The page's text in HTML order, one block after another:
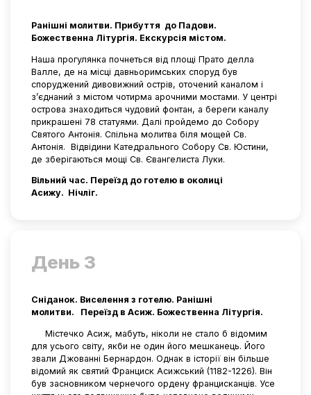
Ранішні молитви. Прибуття до Падови.
Божественна Літургія. Екскурсія містом.
Наша прогулянка почнеться від площі Прато делла
Валле, де на місці давньоримських споруд був
споруджений дивовижний острів, оточений каналом і
з’єднаний з містом чотирма арочними мостами. У центрі
острова знаходиться чудовий фонтан, а береги каналу
прикрашені 78 статуями. Далі пройдемо до Собору
Святого Антонія. Спільна молитва біля мощей Св.
Антонія. Відвідини Катедрального Собору Св. Юстини,
де зберігаються мощі Св. Євангелиста Луки.
Вільний час. Переїзд до готелю в околиці
Асижу. Нічліг.
День 3
Сніданок. Виселення з готелю. Ранішні
молитви. Переїзд в Асиж. Божественна Літургія.
Містечко Асиж, мабуть, ніколи не стало б відомим
для усього світу, якби не один його мешканець. Його
звали Джованні Бернардон. Однак в історії він більше
відомий як святий Франциск Асижський (1182-1226). Він
був засновником чернечого ордену францисканців. Усе